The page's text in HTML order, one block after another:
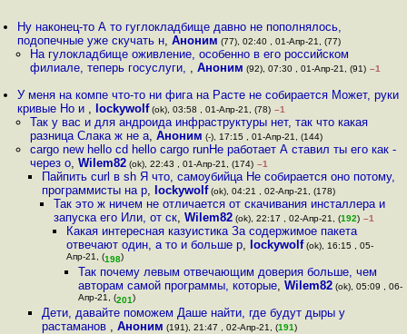
Ну наконец-то А то гуглокладбище давно не пополнялось,
подопечные уже скучать н,Аноним (77), 02:40 , 01-Апр-21, (77)
На гулокладбище оживление, особенно в его российском
филиале, теперь госуслуги, , Аноним (92), 07:30 , 01-Апр-21, (91) –1
У меня на компе что-то ни фига на Расте не собирается Может, руки
кривые Но и , lockywolf(ok), 03:58 , 01-Апр-21, (78) –1
Так у вас и для андроида инфраструктуры нет, так что какая
разница Слака ж не а, Аноним (-), 17:15 , 01-Апр-21, (144)
cargo new hello cd hello cargo runНе работает А ставил ты его как -
через о, Wilem82(ok), 22:43 , 01-Апр-21, (174) –1
Пайпить curl в sh Я что, самоубийца Не собирается оно потому,
программисты на р, lockywolf(ok), 04:21 , 02-Апр-21, (178)
Так это ж ничем не отличается от скачивания инсталлера и
запуска его Или, от ск,Wilem82 (ok), 22:17 , 02-Апр-21, (192) –1
Какая интересная казуистика За содержимое пакета
отвечают один, а то и больше р, lockywolf(ok), 16:15 , 05-
Апр-21, (198)
Так почему левым отвечающим доверия больше, чем
авторам самой программы, которые, Wilem82(ok), 05:09 , 06-
Апр-21, (201)
Дети, давайте поможем Даше найти, где будут дыры у
растаманов , Аноним (191), 21:47 , 02-Апр-21, (191)